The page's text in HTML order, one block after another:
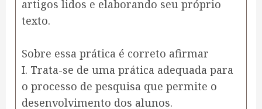
artigos lidos e elaborando seu próprio
texto.
Sobre essa prática é correto afirmar
I. Trata-se de uma prática adequada para
o processo de pesquisa que permite o
desenvolvimento dos alunos.